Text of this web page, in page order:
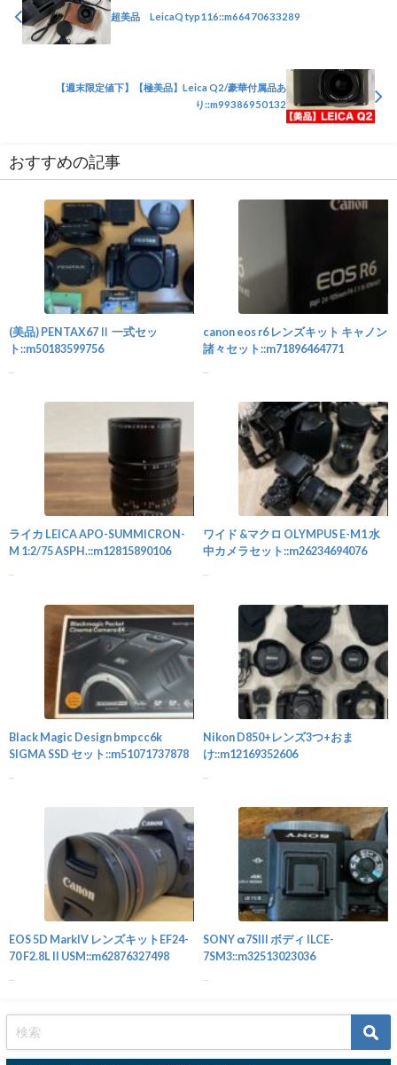
超美品 LeicaQ typ116::m66470633289
【週末限定値下】【極美品】Leica Q2/豪華付属品あ
り::m99386950132
おすすめの記事
(美品) PENTAX67Ⅱ 一式セッ
ト::m50183599756
canon eos r6 レンズキット キャノン
諸々セット::m71896464771
ライカ LEICA APO-SUMMICRON-
M 1:2/75 ASPH.::m12815890106
...
ワイド &マクロ OLYMPUS E-M1 水
中カメラセット::m26234694076
...
Black Magic Design bmpcc6k
SIGMA SSD セット::m51071737878
Nikon D850+レンズ3つ+おま
け::m12169352606
EOS 5D MarkIV レンズキットEF24-
70 F2.8L II USM::m62876327498
...
SONY α7SIII ボディ ILCE-
7SM3::m32513023036
...